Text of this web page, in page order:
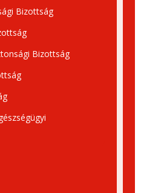
Bizottság
Bizottság